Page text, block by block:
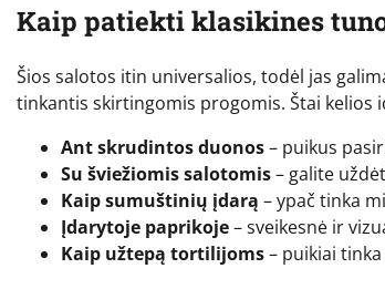
Kaip patiekti klasikines
Šios salotos itin universalios, todėl jas
tinkantis skirtingomis progomis. Štai kelios
Ant skrudintos duonos– puikus
Su šviežiomis salotomis– galite
Kaip sumuštinių įdarą – ypač tinka
Įdarytoje paprikoje– sveikesnė ir
Kaip užtepą tortilijoms– puikiai